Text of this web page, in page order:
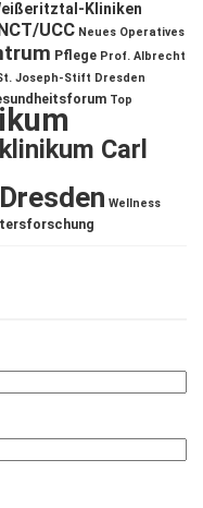
Kliniken
UCC Neues Operatives
Pflege Prof. Albrecht
Joseph-Stift Dresden
Top
Carl
Wellness